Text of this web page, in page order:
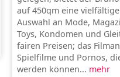
auf 450qm eine
Auswahl an Mode,
Toys, Kondomen und
fairen Preisen; das
Spielfilme und Pornos,
werden können... mehr